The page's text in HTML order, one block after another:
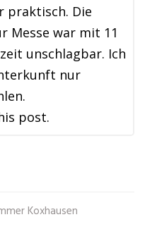
praktisch. Die
Messe war mit 11
unschlagbar. Ich
nur
post.
Koxhausen